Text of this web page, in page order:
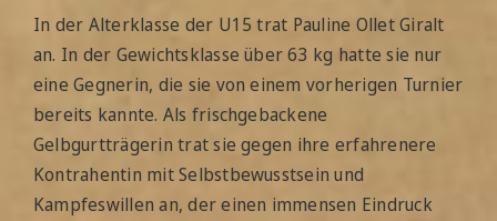
In der Alterklasse der U15 trat Pauline Ollet Giralt
an. In der Gewichtsklasse über 63 kg hatte sie nur
eine Gegnerin, die sie von einem vorherigen Turnier
bereits kannte. Als frischgebackene
Gelbgurtträgerin trat sie gegen ihre erfahrenere
Kontrahentin mit Selbstbewusstsein und
Kampfeswillen an, der einen immensen Eindruck